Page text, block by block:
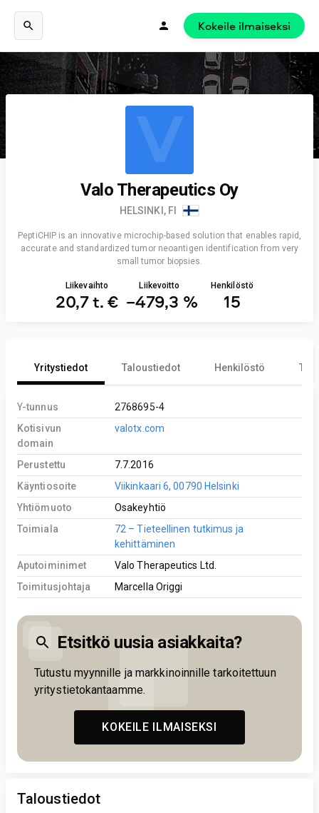
Kokeile ilmaiseksi
V
Valo Therapeutics Oy
HELSINKI, FI
PeptiCHIP is an innovative microchip-based solution that enables rapid,
accurate and standardized tumor neoantigen identification from very
small tumor biopsies.
Liikevaihto
20,7 t. €
Liikevoitto
−479,3 %
Henkilöstö
15
Yritystiedot Taloustiedot Henkilöstö
Y-tunnus
2768695-4
Kotisivun
domain
valotx.com
Perustettu
7.7.2016
Käyntiosoite
Viikinkaari 6, 00790 Helsinki
Yhtiömuoto
Osakeyhtiö
Toimiala
72 – Tieteellinen tutkimus ja
kehittäminen
Aputoiminimet
Valo Therapeutics Ltd.
Toimitusjohtaja
Marcella Origgi
Etsitkö uusia asiakkaita?
Tutustu myynnille ja markkinoinnille tarkoitettuun
yritystietokantaamme.
KOKEILE ILMAISEKSI
Taloustiedot